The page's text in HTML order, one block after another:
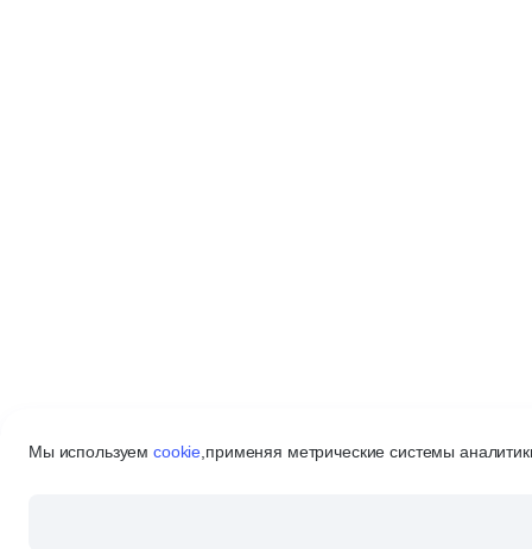
Мы используемcookie применяя метрические системы